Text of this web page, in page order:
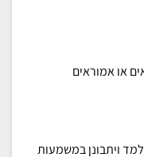
או אמוראים
ויתבונן במשמעות